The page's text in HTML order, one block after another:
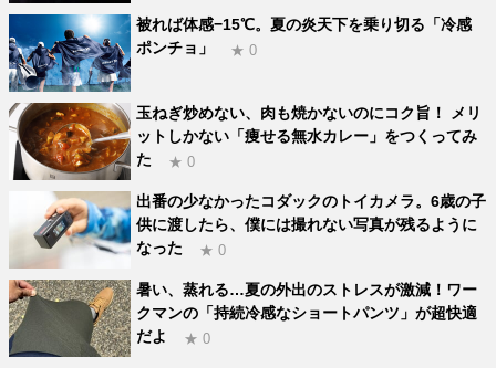
被れば体感−15℃。夏の炎天下を乗り切る「冷感
ポンチョ」
★ 0
玉ねぎ炒めない、肉も焼かないのにコク旨！ メリ
ットしかない「痩せる無水カレー」をつくってみ
た
★ 0
出番の少なかったコダックのトイカメラ。6歳の子
供に渡したら、僕には撮れない写真が残るように
なった
★ 0
暑い、蒸れる…夏の外出のストレスが激減！ワー
クマンの「持続冷感なショートパンツ」が超快適
だよ
★ 0